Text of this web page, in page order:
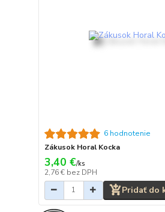
6 hodnotenie
Zákusok Horal Kocka
3,40 €/ks
2,76 € bez DPH
Pridať do